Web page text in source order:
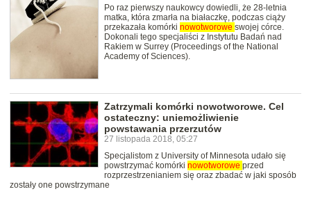
Po raz pierwszy naukowcy dowiedli, że 28-letnia
matka, która zmarła na białaczkę, podczas ciąży
przekazała komórki nowotworowe swojej córce.
Dokonali tego specjaliści z Instytutu Badań nad
Rakiem w Surrey (Proceedings of the National
Academy of Sciences).
Zatrzymali komórki nowotworowe. Cel
ostateczny: uniemożliwienie
powstawania przerzutów
27 listopada 2018, 05:27
Specjalistom z University of Minnesota udało się
powstrzymać komórki nowotworowe przed
rozprzestrzenianiem się oraz zbadać w jaki sposób
zostały one powstrzymane